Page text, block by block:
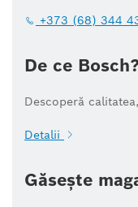
+373 (68) 344
De ce
Descoperă
Detalii
Găsește